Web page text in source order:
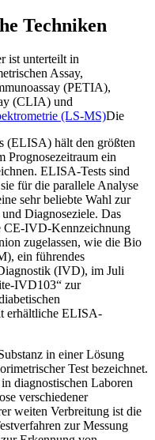
Techniken
ist unterteilt in
Assay,
(PETIA),
(CLIA) und
(LS-MS)Die
(ELISA) hält den größten
Prognosezeitraum ein
ELISA-Tests sind
für die parallele Analyse
sehr beliebte Wahl zur
Diagnoseziele. Das
IVD-Kennzeichnung
zugelassen, wie die Bio
ein führendes
(IVD), im Juli
IVD103“ zur
erhältliche ELISA-
in einer Lösung
Test bezeichnet.
diagnostischen Laboren
verschiedener
weiten Verbreitung ist die
zur Messung